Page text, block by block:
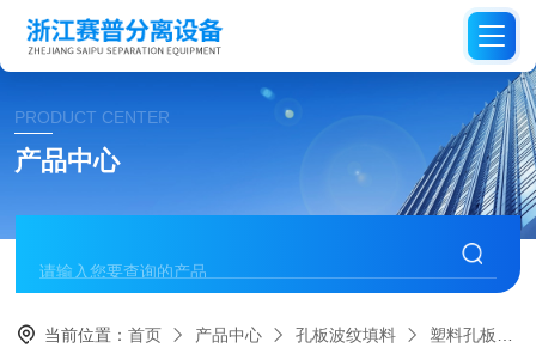
PRODUCT CENTER
产品中心
当前位置：首页 产品中心 孔板波纹填料 塑料孔板波纹填料